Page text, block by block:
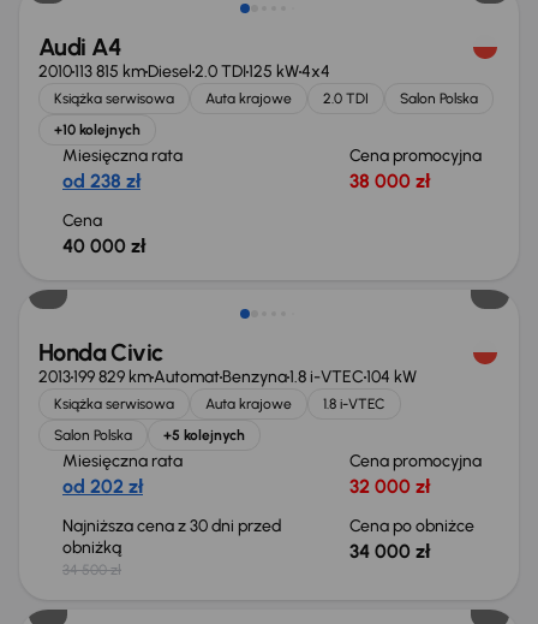
Audi A4
2010113 815 kmDiesel2.0 TDI125 kW4x4
Książka serwisowa Auta krajowe 2.0 TDI
Salon Polska
+10 kolejnych
Miesięczna rata
od 238 zł
Cena promocyjna
38 000 zł
Cena
40 000 zł
Honda Civic
2013199 829 kmAutomatBenzyna1.8 i-VTEC104 kW
Książka serwisowa Auta krajowe
1.8 i-VTEC
Salon Polska
+5 kolejnych
Miesięczna rata
od 202 zł
Cena promocyjna
32 000 zł
Najniższa cena z 30 dni przed
obniżką
34 500 zł
Cena po obniżce
34 000 zł
Świeżo skupione